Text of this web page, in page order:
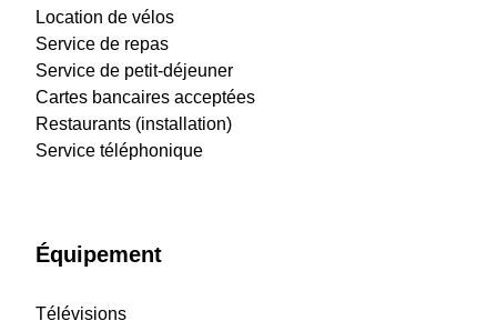
Location de vélos
Service de repas
Service de petit-déjeuner
Cartes bancaires acceptées
Restaurants (installation)
Service téléphonique
Équipement
Télévisions